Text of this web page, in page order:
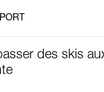
des skis